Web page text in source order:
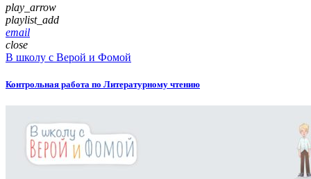
play_arrow
playlist_add
email
close
В школу с Верой и Фомой
Контрольная работа по Литературному чтению